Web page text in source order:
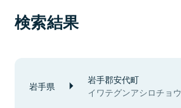
検索結果
岩手県 岩手郡安代町
イワテグンアシロチョウ